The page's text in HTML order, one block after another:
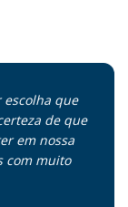
escolha que
de que
em nossa
com muito